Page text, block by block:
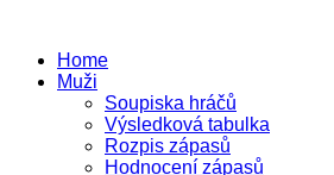
Home
Muži
Soupiska hráčů
Výsledková tabulka
Rozpis zápasů
Hodnocení zápasů